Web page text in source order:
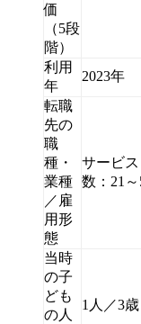
価
（5段
階）
利用
年
2023年
転職
先の
職
種・
業種
／雇
用形
態
サービ
数：21
当時
の子
ども
の人
1人／3歳